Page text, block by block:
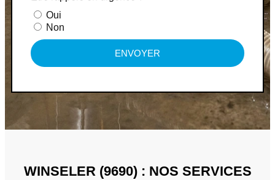
Oui
Non
ENVOYER
WINSELER (9690) : NOS SERVICES